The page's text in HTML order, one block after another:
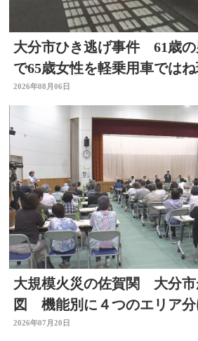
大分市ひき逃げ事件 61歳
で65歳女性を軽乗用車では
た疑い
2026年08月06日
大規模火災の佐賀関 大分市
図 機能別に４つのエリア分
おおむね理解」 大分
2026年07月20日